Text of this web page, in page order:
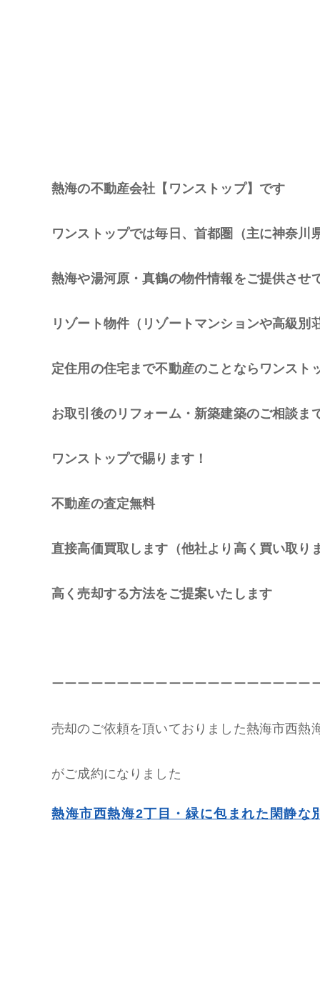
熱海の不動産会社【ワンストップ】です
ワンストップでは毎日、首都圏（主に神奈川
熱海や湯河原・真鶴の物件情報をご提供させ
リゾート物件（リゾートマンションや高級別
定住用の住宅まで不動産のことならワンスト
お取引後のリフォーム・新築建築のご相談ま
ワンストップで賜ります！
不動産の査定無料
直接高価買取します（他社より高く買い取り
高く売却する方法をご提案いたします
ーーーーーーーーーーーーーーーーーーーー
売却のご依頼を頂いておりました熱海市西熱
がご成約になりました
熱海市西熱海2丁目・緑に包まれた閑静な